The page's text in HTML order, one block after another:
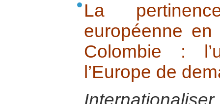
La
européenne
Colombie :
l’Europe de